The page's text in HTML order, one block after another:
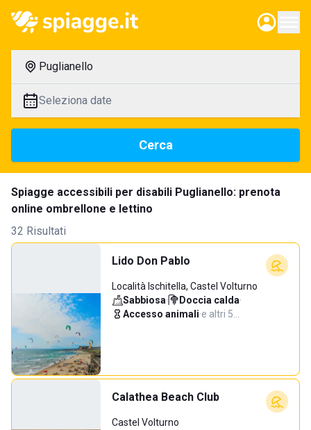
Puglianello
Seleziona date
Cerca
Spiagge accessibili per disabili Puglianello: prenota
online ombrellone e lettino
32 Risultati
Lido Don Pablo
Località Ischitella, Castel Volturno
Sabbiosa· Doccia calda·
Accesso animali·e altri 5…
Calathea Beach Club
Castel Volturno